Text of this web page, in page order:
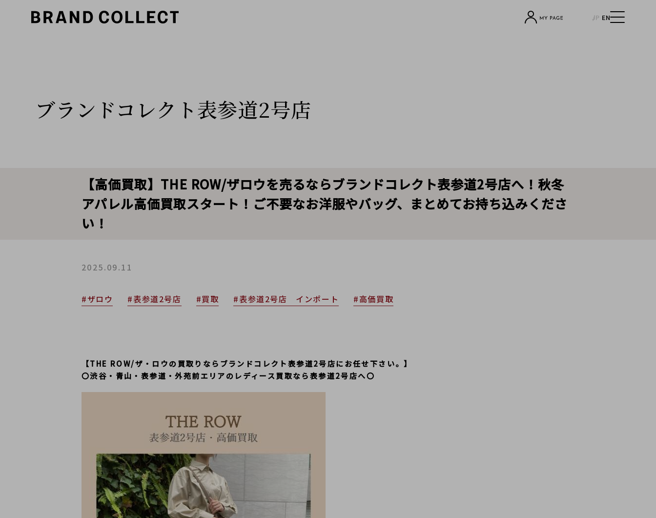
JP EN
ブランドコレクト表参道2号店
【高価買取】THE ROW/ザロウを売るならブランドコレクト表参道2号店へ！秋冬
アパレル高価買取スタート！ご不要なお洋服やバッグ、まとめてお持ち込みくださ
い！
2025.09.11
#ザロウ #表参道2号店 #買取 #表参道2号店 インポート #高価買取
【THE ROW/ザ・ロウの買取りならブランドコレクト表参道2号店にお任せ下さい。】
〇渋谷・青山・表参道・外苑前エリアのレディース買取なら表参道2号店へ〇